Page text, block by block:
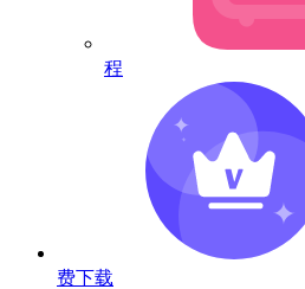
程
费下载